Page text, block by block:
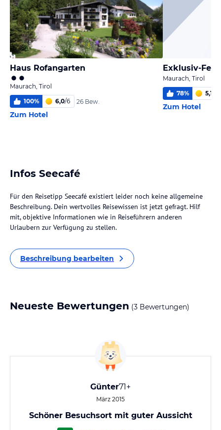
Haus Rofangarten
Maurach, Tirol
100% 6,0/6 26 Bew.
Zum Hotel
Exklusiv-
Maurach, Tirol
78% 5,1
Zum Hotel
Infos Seecafé
Für den Reisetipp Seecafé existiert leider noch keine allgemeine
Beschreibung. Dein wertvolles Reisewissen ist jetzt gefragt. Hilf
mit, objektive Informationen wie in Reiseführern anderen
Urlaubern zur Verfügung zu stellen.
Beschreibung bearbeiten
Neueste Bewertungen (3 Bewertungen)
Günter71+
März 2015
Schöner Besuchsort mit guter Aussicht